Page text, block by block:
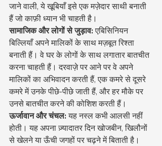
जाने वाली, ये खूबियाँ इसे एक मज़ेदार साथी बनाती
हैं जो काफ़ी ध्यान भी चाहती है।
सामाजिक और लोगों से जुड़ाव: एबिसिनियन
बिल्लियाँ अपने मालिकों के साथ मज़बूत रिश्ता
बनाती हैं। वे घर के लोगों के साथ लगातार बातचीत
करना चाहती हैं। दरवाज़े पर आने पर वे अपने
मालिकों का अभिवादन करती हैं, एक कमरे से दूसरे
कमरे में उनके पीछे-पीछे जाती हैं, और हर मौके पर
उनसे बातचीत करने की कोशिश करती हैं।
ऊर्जावान और चंचल: यह नस्ल कभी आलसी नहीं
होती। यह अपना ज़्यादातर दिन खोजबीन, खिलौनों
से खेलने या ऊँची जगहों पर चढ़ने में बिताती है।